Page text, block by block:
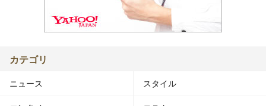
カテゴリ
ニュース スタイル